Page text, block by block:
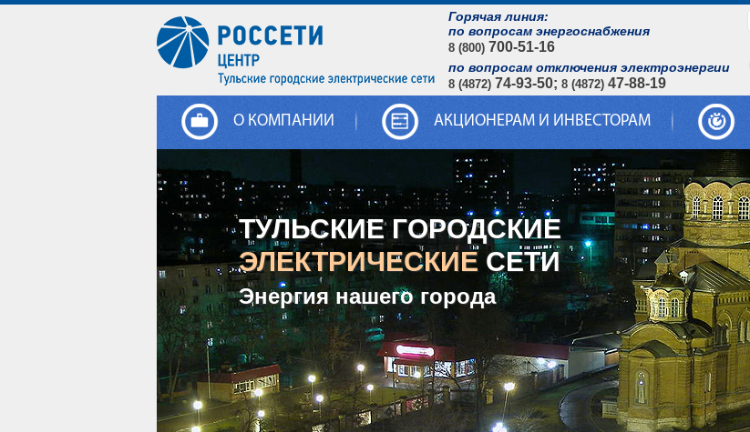
Горячая линия:
по вопросам энергоснабжения
8 (800) 700-51-16
по вопросам отключения электроэнергии
8 (4872) 74-93-50; 8 (4872) 47-88-19
О КОМПАНИИ АКЦИОНЕРАМ И ИНВЕСТОРАМ
ТУЛЬСКИЕ ГОРОДСКИЕ
ЭЛЕКТРИЧЕСКИЕ СЕТИ
Энергия нашего города